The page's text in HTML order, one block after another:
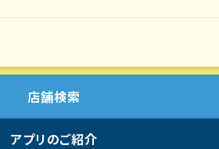
店舗検索
アプリのご紹介